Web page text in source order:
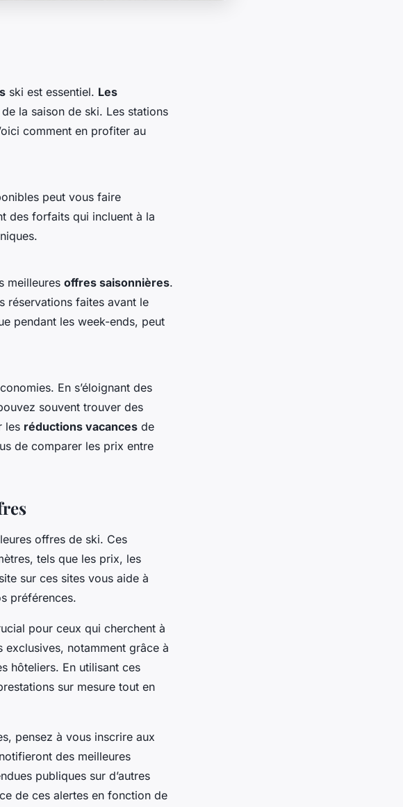
ski est essentiel. Les
la saison de ski. Les stations
comment en profiter au
peut vous faire
des forfaits qui incluent à la
meilleures offres saisonnières.
réservations faites avant le
pendant les week-ends, peut
En s’éloignant des
souvent trouver des
les réductions vacances de
de comparer les prix entre
offres de ski. Ces
tels que les prix, les
sur ces sites vous aide à
préférences.
pour ceux qui cherchent à
exclusives, notamment grâce à
hôteliers. En utilisant ces
sur mesure tout en
pensez à vous inscrire aux
des meilleures
publiques sur d’autres
de ces alertes en fonction de